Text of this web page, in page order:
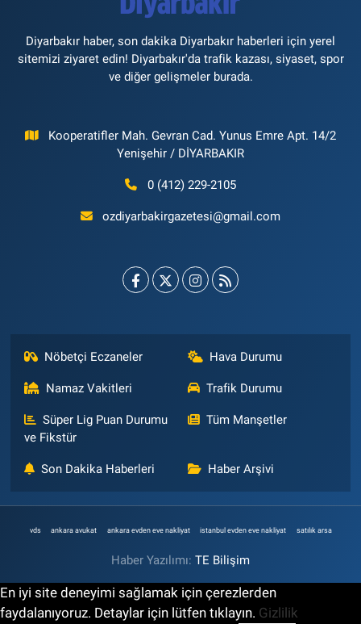
Diyarbakır haber, son dakika Diyarbakır haberleri için yerel
sitemizi ziyaret edin! Diyarbakır'da trafik kazası, siyaset, spor
ve diğer gelişmeler burada.
Kooperatifler Mah. Gevran Cad. Yunus Emre Apt. 14/2
Yenişehir / DİYARBAKIR
0 (412) 229-2105
ozdiyarbakirgazetesi@gmail.com
Nöbetçi Eczaneler Hava Durumu
Namaz Vakitleri Trafik Durumu
Süper Lig Puan Durumu
ve Fikstür
Tüm Manşetler
Son Dakika Haberleri Haber Arşivi
vds ankara avukat ankara evden eve nakliyat istanbul evden eve nakliyat satılık arsa
Haber Yazılımı: TE Bilişim
En iyi site deneyimi sağlamak için çerezlerden
faydalanıyoruz. Detaylar için lütfen tıklayın. Gizlilik